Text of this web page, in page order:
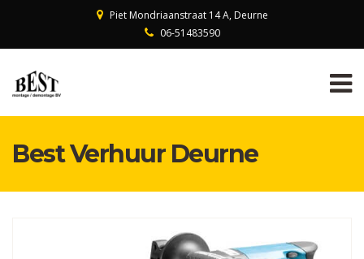
Piet Mondriaanstraat 14 A, Deurne
06-51483590
Best Verhuur Deurne